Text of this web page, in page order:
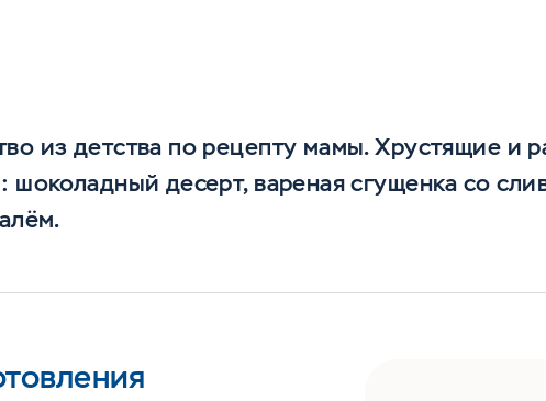
из детства по рецепту мамы. Хрустящие и
десерт, вареная сгущенка со